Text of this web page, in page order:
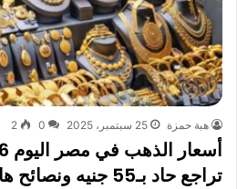
هبة حمزة 25 سبتمبر، 2025 0
2
تراجع حاد بـ55 جنيه ونصائح هامة قبل الشراء